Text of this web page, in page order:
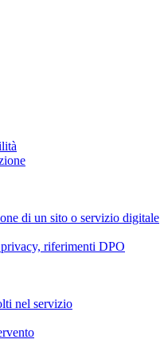
di un sito o servizio digitale
riferimenti DPO
nel servizio